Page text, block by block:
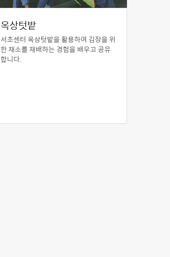
옥상텃밭
서초센터 옥상텃밭을 활용하여 김장을 위
한 채소를 재배하는 경험을 배우고 공유
합니다.